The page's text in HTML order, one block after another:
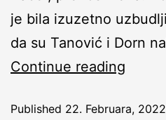
je bila izuzetno
da su Tanović i Dorn
Continue reading
Published 22. Februara,